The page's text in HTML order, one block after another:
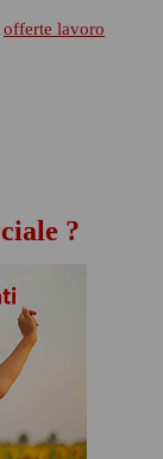
offerte lavoro
?